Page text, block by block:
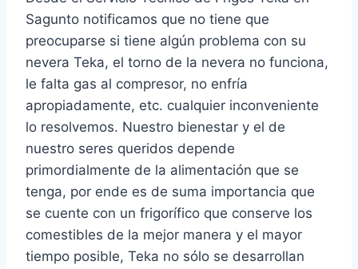
Sagunto notificamos que no tiene que
preocuparse si tiene algún problema con su
nevera Teka, el torno de la nevera no funciona,
le falta gas al compresor, no enfría
apropiadamente, etc. cualquier inconveniente
lo resolvemos. Nuestro bienestar y el de
nuestro seres queridos depende
primordialmente de la alimentación que se
tenga, por ende es de suma importancia que
se cuente con un frigorífico que conserve los
comestibles de la mejor manera y el mayor
tiempo posible, Teka no sólo se desarrollan